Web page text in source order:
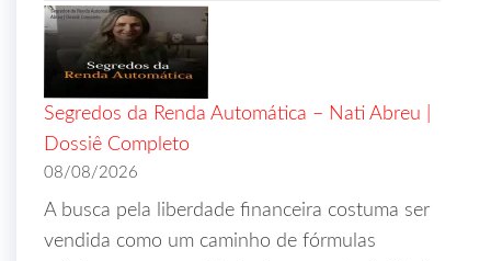
Segredos da Renda Automática – Nati Abreu |
Dossiê Completo
08/08/2026
A busca pela liberdade financeira costuma ser
vendida como um caminho de fórmulas